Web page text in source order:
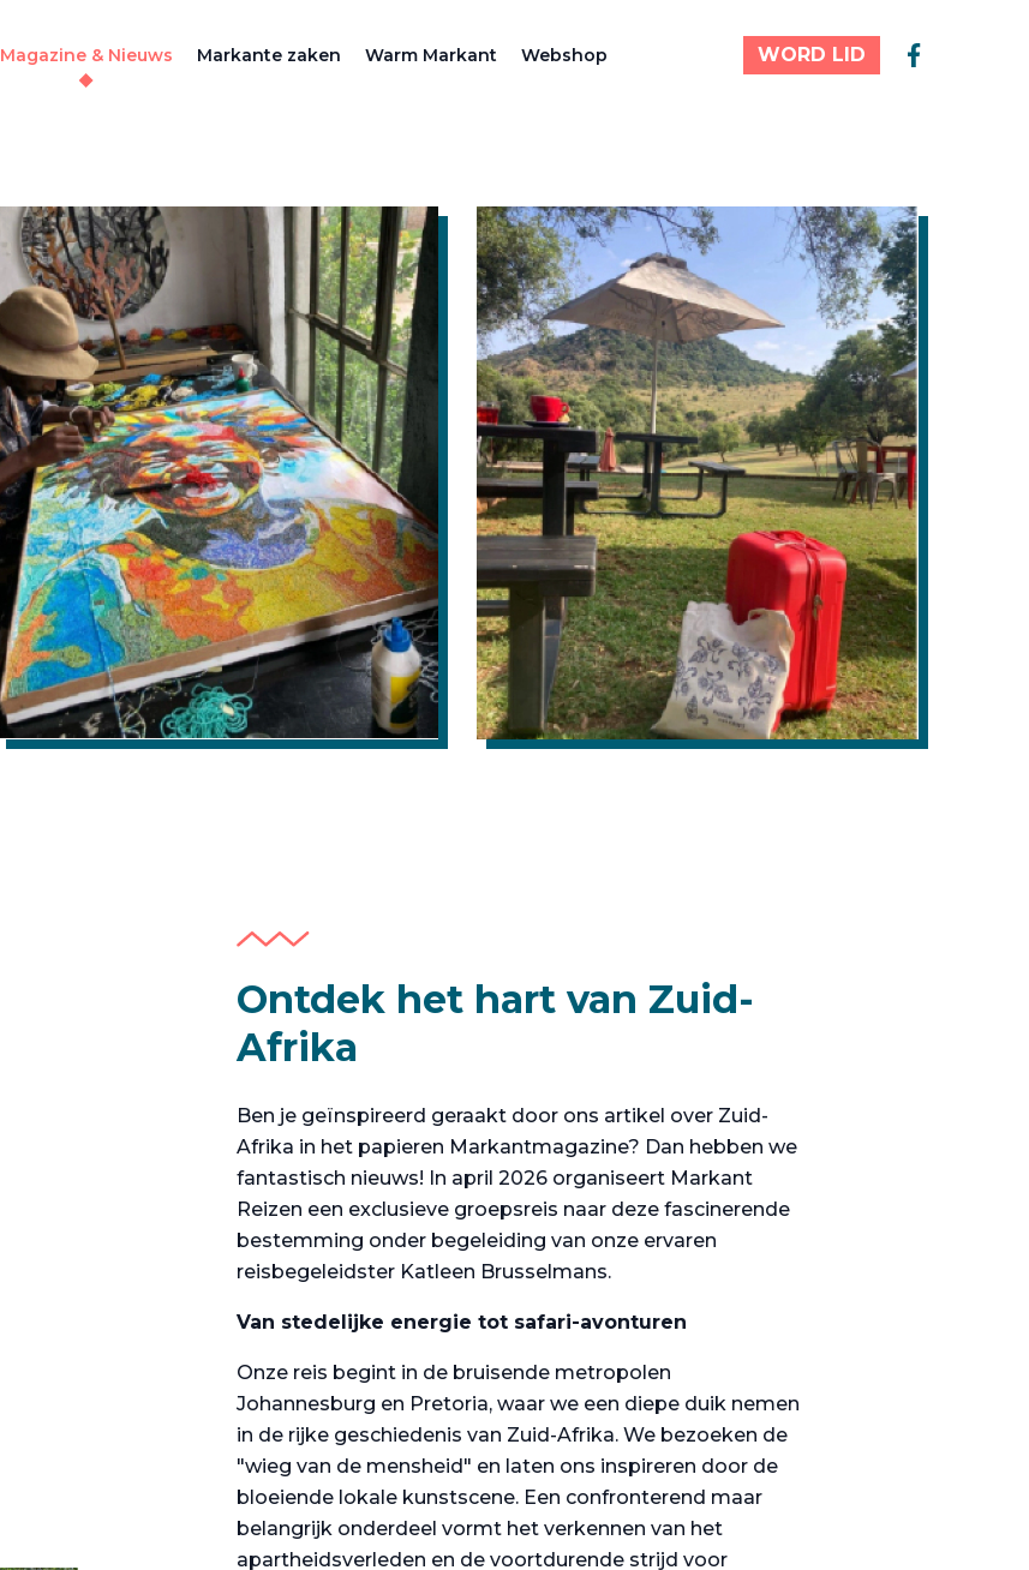
Magazine & Nieuws Markante zaken Warm Markant Webshop WORD LID
Ontdek het hart van Zuid-
Afrika
Ben je geïnspireerd geraakt door ons artikel over Zuid-
Afrika in het papieren Markantmagazine? Dan hebben we
fantastisch nieuws! In april 2026 organiseert Markant
Reizen een exclusieve groepsreis naar deze fascinerende
bestemming onder begeleiding van onze ervaren
reisbegeleidster Katleen Brusselmans.
Van stedelijke energie tot safari-avonturen
Onze reis begint in de bruisende metropolen
Johannesburg en Pretoria, waar we een diepe duik nemen
in de rijke geschiedenis van Zuid-Afrika. We bezoeken de
"wieg van de mensheid" en laten ons inspireren door de
bloeiende lokale kunstscene. Een confronterend maar
belangrijk onderdeel vormt het verkennen van het
apartheidsverleden en de voortdurende strijd voor